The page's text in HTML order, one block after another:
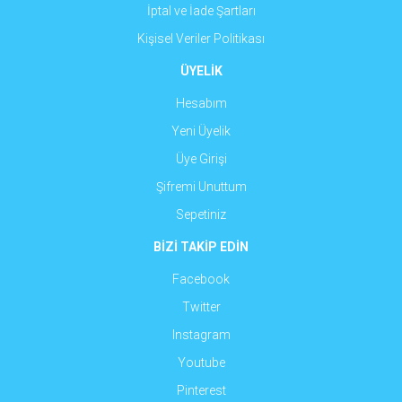
İptal ve İade Şartları
Kişisel Veriler Politikası
ÜYELİK
Hesabım
Yeni Üyelik
Üye Girişi
Şifremi Unuttum
Sepetiniz
BİZİ TAKİP EDİN
Facebook
Twitter
Instagram
Youtube
Pinterest